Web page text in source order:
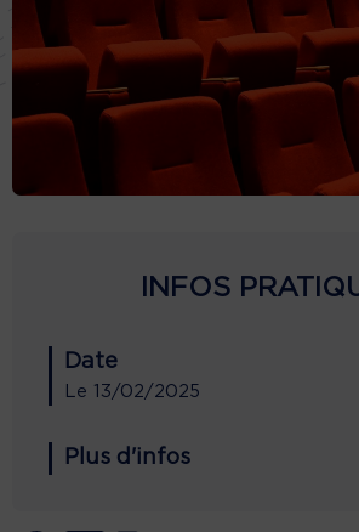
INFOS
Date
Le 13/02/2025
Plus d'infos